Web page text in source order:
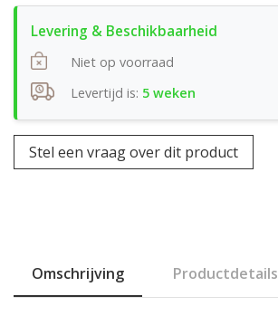
Niet op voorraad
Levertijd is: 5 weken
Stel een vraag over dit product
Omschrijving Productdetails